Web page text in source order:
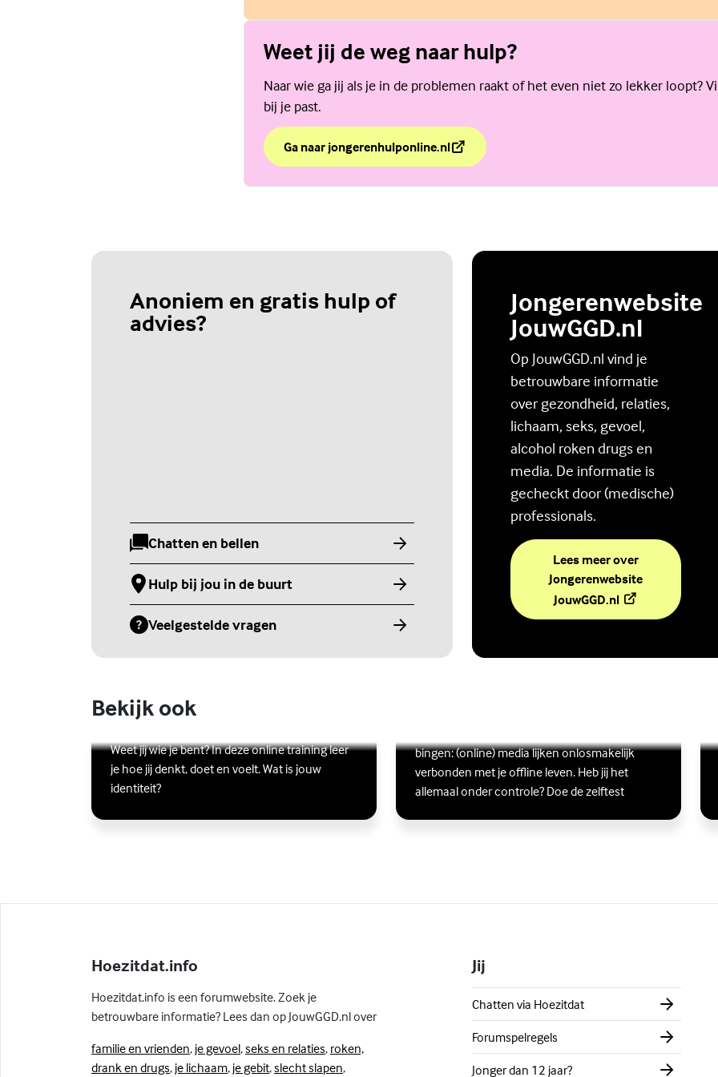
Weet jij de weg naar hulp?
Naar wie ga jij als je in de problemen raakt of het even niet zo lekker loopt?
bij je past.
Ga naar jongerenhulponline.nl
over Weet jij de weg naar hulp?
(Externe link)
Anoniem en gratis hulp of
advies?
Chatten en bellen
(Externe link)
Hulp bij jou in de buurt
(Externe link)
Veelgestelde vragen
(Externe link)
Jongerenwebsite
JouwGGD.nl
Op JouwGGD.nl vind je
betrouwbare informatie
over gezondheid, relaties,
lichaam, seks, gevoel,
alcohol roken drugs en
media. De informatie is
gecheckt door (medische)
professionals.
Lees meer over
Jongerenwebsite
JouwGGD.nl(Externe link)
Bekijk ook
Online zelfhulptraining - Wie ben
Weet jij wie je bent? In deze online training leer
je hoe jij denkt, doet en voelt. Wat is jouw
identiteit?
Lees meer over Online zelfhulptraining - Wie ben ik?
(Externe link)
bingen: (online) media lijken onlosmakelijk
verbonden met je offline leven. Heb jij het
allemaal onder controle? Doe de zelftest
Lees meer over Ben jij digitaal in balans?
(Externe link)
Hoezitdat.info
Hoezitdat.info is een forumwebsite. Zoek je
betrouwbare informatie? Lees dan op JouwGGD.nl over
familie en vrienden, je gevoel,seks en relaties, roken,
drank en drugs, je lichaam, je gebit,slecht slapen,
Jij
Chatten via Hoezitdat
Forumspelregels
Jonger dan 12 jaar?